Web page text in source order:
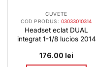
CUVETE
COD PRODUS: 03033010314
Headset eclat DUAL
integrat 1-1/8 lucios 2014
176.00 lei